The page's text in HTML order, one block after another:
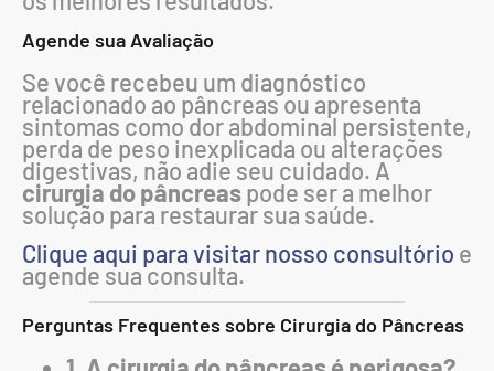
Agende sua Avaliação
Se você recebeu um diagnóstico
relacionado ao pâncreas ou apresenta
sintomas como dor abdominal persistente,
perda de peso inexplicada ou alterações
digestivas, não adie seu cuidado. A
cirurgia do pâncreaspode ser a melhor
solução para restaurar sua saúde.
Clique aqui para visitar nosso consultório e
agende sua consulta.
Perguntas Frequentes sobre Cirurgia do Pâncreas